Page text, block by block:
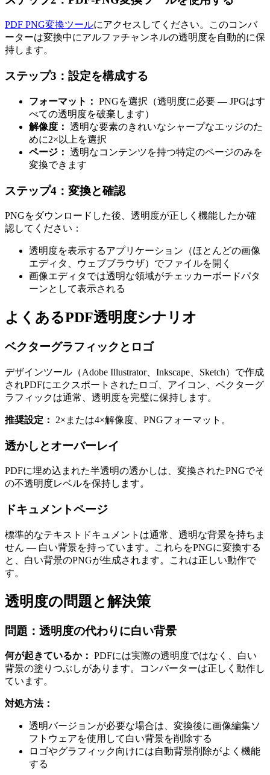
PDF PNG変換ツールにアクセスしてください。このコンバ
ーターは変換中にアルファチャンネルの透明度を自動的に保
持します。
ステップ3：設定を構成する
フォーマット： PNGを選択（透明度に必要 — JPGはす
べての透明度を破棄します）
解像度： 透明な要素のきれいなシャープなエッジのた
めに2×以上を選択
ページ： 透明なコンテンツを持つ特定のページのみを
変換できます
ステップ4：変換と確認
PNGをダウンロードした後、透明度が正しく機能したか確
認してください：
透明度を表示するアプリケーション（ほとんどの画像
エディタ、ウェブブラウザ）でファイルを開く
画像エディタでは透明な領域がチェッカーボードパタ
ーンとして表示される
よくあるPDF透明度シナリオ
ベクターグラフィックとロゴ
デザインツール（Adobe Illustrator、Inkscape、Sketch）で作成
されPDFにエクスポートされたロゴ、アイコン、ベクターグ
ラフィックは通常、透明度を完璧に保持します。
推奨設定： 2×または4×解像度、PNGフォーマット。
透かしとオーバーレイ
PDFに埋め込まれた半透明の透かしは、変換されたPNGでそ
の不透明度レベルを保持します。
ドキュメントページ
標準的なテキストドキュメントは通常、透明な背景を持ちま
せん — 白い背景を持っています。これらをPNGに変換する
と、白い背景のPNGが生成されます。これは正しい動作で
す。
透明度の問題と解決策
問題：透明度の代わりに白い背景
何が起きているか： PDFには実際の透明度ではなく、白い
背景の塗りつぶしがあります。コンバーターは正しく動作し
ています。
対処方法：
透明バージョンが必要な場合は、変換後に画像編集ソ
フトウェアを使用して白い背景を削除する
ロゴやグラフィック向けには自動背景削除がよく機能
する